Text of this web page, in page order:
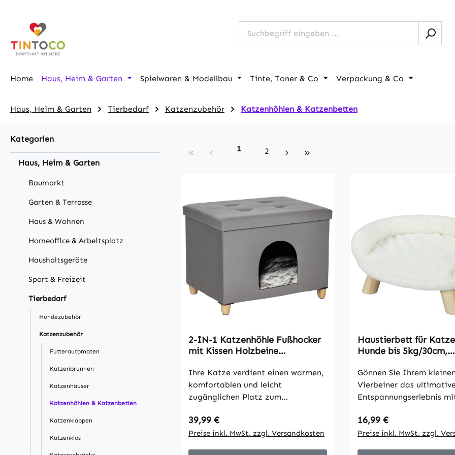
Home Haus, Heim & Garten Spielwaren & Modellbau Tinte, Toner & Co Verpackung & Co
Haus, Heim & Garten Tierbedarf Katzenzubehör Katzenhöhlen & Katzenbetten
Kategorien
Haus, Heim & Garten
Baumarkt
Garten & Terrasse
Haus & Wohnen
Homeoffice & Arbeitsplatz
Haushaltsgeräte
Sport & Freizeit
Tierbedarf
Hundezubehör
Katzenzubehör
Futterautomaten
Katzenbrunnen
Katzenhäuser
Katzenhöhlen & Katzenbetten
Katzenklappen
Katzenklos
Seite
1 Seite
2
2-IN-1 Katzenhöhle Fußhocker
mit Kissen Holzbeine
gepolstert Ottomane elegantes
Design abnehmbar MDF Plüsch
Grau 60 x 45 x 44,5 cm
Ihre Katze verdient einen warmen,
komfortablen und leicht
zugänglichen Platz zum
diesem Katzenhaus von PawHut
erhält Ihr Haustiger ein
Regulärer Preis:
39,99 €
Preise inkl. MwSt. zzgl. Versandkosten
Haustierbett für
Hunde bis 5kg/30cm,
Cremeweiß, 47 x 40 x
Gönnen Sie Ihrem kleinen
Vierbeiner das
Entspannungserlebnis
seinem weichen,
Plüschbezug bietet es
Regulärer Preis:
16,99 €
Preise inkl. MwSt. zzgl.